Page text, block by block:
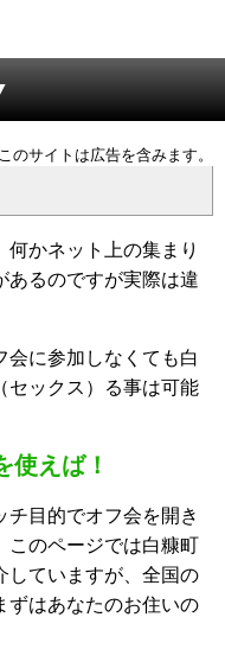
このサイトは広告を含みます。
かネット上の集まり
あるのですが実際は違
会に参加しなくても白
セックス）る事は可能
使えば！
チ目的でオフ会を開き
このページでは白糠町
していますが、全国の
ずはあなたのお住いの